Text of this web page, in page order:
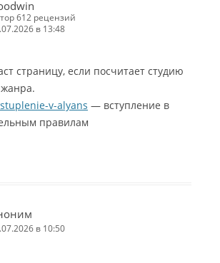
612 рецензий
в 13:48
страницу, если посчитает студию
v-alyans — вступление в
правилам
в 10:50